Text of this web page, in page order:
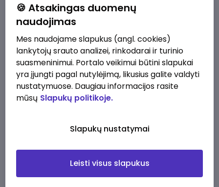
Pridėti naują
Kokios srities darbo pasiūlymai jus domina?
Pridėti naują
🍪 Atsakingas duomenų
naudojimas
Mes naudojame slapukus (angl. cookies)
lankytojų srauto analizei, rinkodarai ir turinio
suasmeninimui. Portalo veikimui būtini slapukai
yra įjungti pagal nutylėjimą, likusius galite valdyti
nustatymuose. Daugiau informacijos rasite
mūsų Slapukų politikoje.
Slapukų nustatymai
Leisti visus slapukus